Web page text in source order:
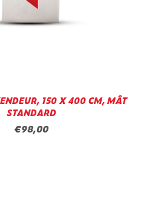
150 X 400 CM, MÂT
STANDARD
€98,00